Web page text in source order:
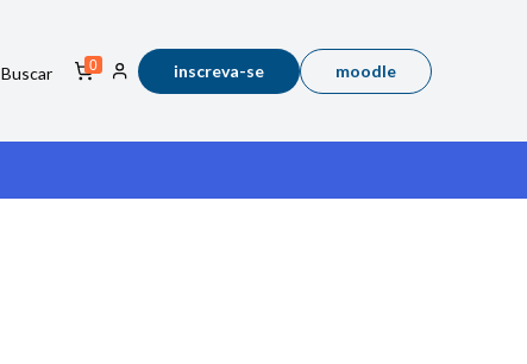
Buscar 0 inscreva-se moodle